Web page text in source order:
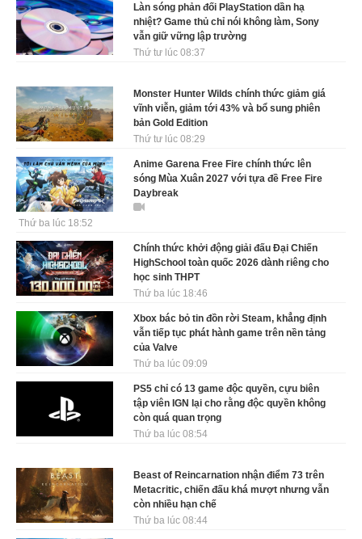
Làn sóng phản đối PlayStation dần hạ
nhiệt? Game thủ chỉ nói không làm, Sony
vẫn giữ vững lập trường
Thứ tư lúc 08:37
Monster Hunter Wilds chính thức giảm giá
vĩnh viễn, giảm tới 43% và bổ sung phiên
bản Gold Edition
Thứ tư lúc 08:29
Anime Garena Free Fire chính thức lên
sóng Mùa Xuân 2027 với tựa đề Free Fire
Daybreak
Thứ ba lúc 18:52
Chính thức khởi động giải đấu Đại Chiến
HighSchool toàn quốc 2026 dành riêng cho
học sinh THPT
Thứ ba lúc 18:46
Xbox bác bỏ tin đồn rời Steam, khẳng định
vẫn tiếp tục phát hành game trên nền tảng
của Valve
Thứ ba lúc 09:09
PS5 chỉ có 13 game độc quyền, cựu biên
tập viên IGN lại cho rằng độc quyền không
còn quá quan trọng
Thứ ba lúc 08:54
Beast of Reincarnation nhận điểm 73 trên
Metacritic, chiến đấu khá mượt nhưng vẫn
còn nhiều hạn chế
Thứ ba lúc 08:44